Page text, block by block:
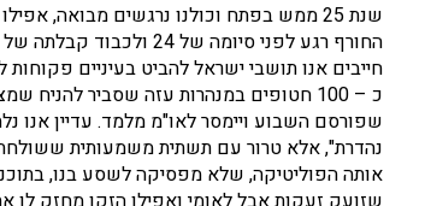
שנת 25 ממש בפתח וכולנו נרגשים
החורף רגע לפני סיומה
חייבים אנו תושבי ישראל להביט בעיניים
כ – 100 חטופים במנהרות עזה שסביר
נהדרת", אלא טרור עם תשתית משמעותית ששולחת
אותה הפוליטיקה, שלא מפסיקה לשסע בנו, בתוכנו